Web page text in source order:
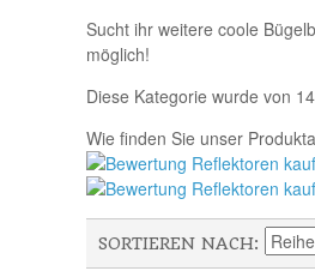
Sucht ihr weitere coole
möglich!
Diese Kategorie wurde von
Wie finden Sie unser
SORTIEREN NACH